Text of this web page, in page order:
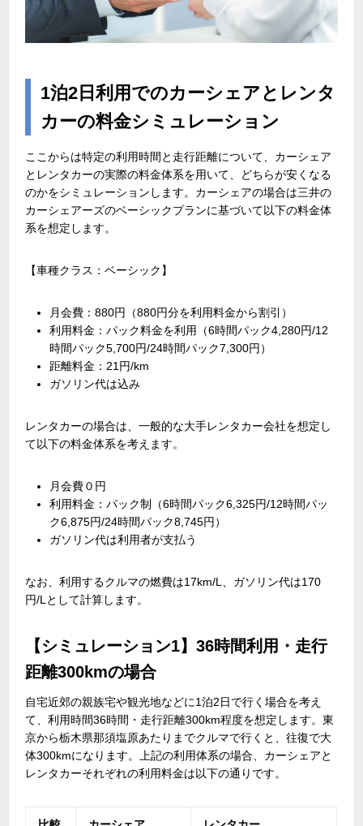
1泊2日利用でのカーシェアとレンタ
カーの料金シミュレーション
ここからは特定の利用時間と走行距離について、カーシェア
とレンタカーの実際の料金体系を用いて、どちらが安くなる
のかをシミュレーションします。カーシェアの場合は三井の
カーシェアーズのベーシックプランに基づいて以下の料金体
系を想定します。
【車種クラス：ベーシック】
月会費：880円（880円分を利用料金から割引）
利用料金：パック料金を利用（6時間パック4,280円/12
時間パック5,700円/24時間パック7,300円）
距離料金：21円/km
ガソリン代は込み
レンタカーの場合は、一般的な大手レンタカー会社を想定し
て以下の料金体系を考えます。
月会費０円
利用料金：パック制（6時間パック6,325円/12時間パッ
ク6,875円/24時間パック8,745円）
ガソリン代は利用者が支払う
なお、利用するクルマの燃費は17km/L、ガソリン代は170
円/Lとして計算します。
【シミュレーション1】36時間利用・走行
距離300kmの場合
自宅近郊の親族宅や観光地などに1泊2日で行く場合を考え
て、利用時間36時間・走行距離300km程度を想定します。東
京から栃木県那須塩原あたりまでクルマで行くと、往復で大
体300kmになります。上記の利用体系の場合、カーシェアと
レンタカーそれぞれの利用料金は以下の通りです。